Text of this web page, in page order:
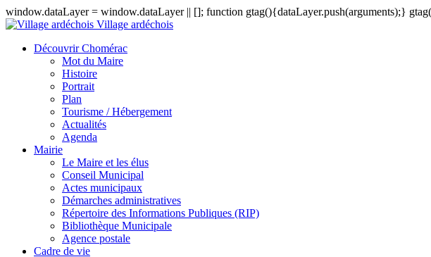
window.dataLayer = window.dataLayer || []; function gtag(){dataLayer.push(arguments);}
Village ardéchois
Découvrir Chomérac
Mot du Maire
Histoire
Portrait
Plan
Tourisme / Hébergement
Actualités
Agenda
Mairie
Le Maire et les élus
Conseil Municipal
Actes municipaux
Démarches administratives
Répertoire des Informations Publiques (RIP)
Bibliothèque Municipale
Agence postale
Cadre de vie